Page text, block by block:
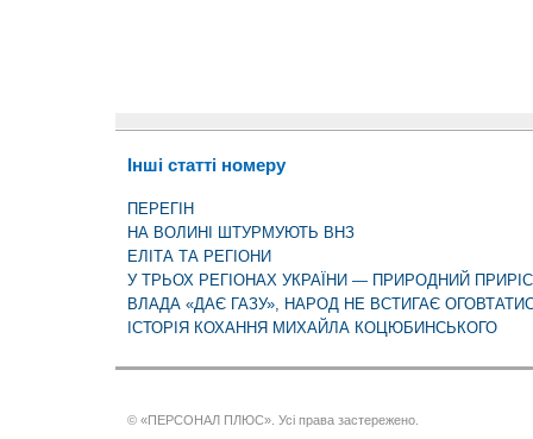
Інші статті номеру
ПЕРЕГІН
НА ВОЛИНІ ШТУРМУЮТЬ ВНЗ
ЕЛІТА ТА РЕГІОНИ
У ТРЬОХ РЕГІОНАХ УКРАЇНИ — ПРИРОДНИЙ
ВЛАДА «ДАЄ ГАЗУ», НАРОД НЕ ВСТИГАЄ
ІСТОРІЯ КОХАННЯ МИХАЙЛА КОЦЮБИНСЬКОГО
© «ПЕРСОНАЛ ПЛЮС». Усі права застережено.